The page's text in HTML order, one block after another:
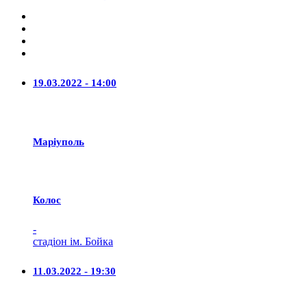
19.03.2022 - 14:00
Маріуполь
Колос
-
стадіон ім. Бойка
11.03.2022 - 19:30